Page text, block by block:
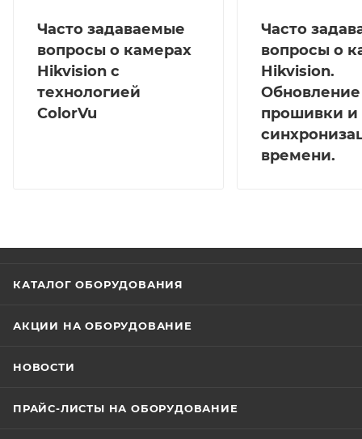
Часто задаваемые
вопросы о камерах
Hikvision с
технологией
ColorVu
Часто
вопросы о
Hikvision.
Обновление
прошивки и
времени.
КАТАЛОГ ОБОРУДОВАНИЯ
АКЦИИ НА ОБОРУДОВАНИЕ
НОВОСТИ
ПРАЙС-ЛИСТЫ НА ОБОРУДОВАНИЕ